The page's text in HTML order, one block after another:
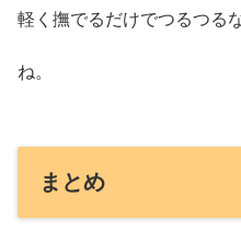
軽く撫でるだけでつるつる
ね。
まとめ